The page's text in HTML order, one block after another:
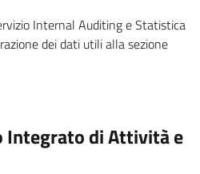
Internal Auditing e Statistica
dei dati utili alla sezione
Integrato di Attività e